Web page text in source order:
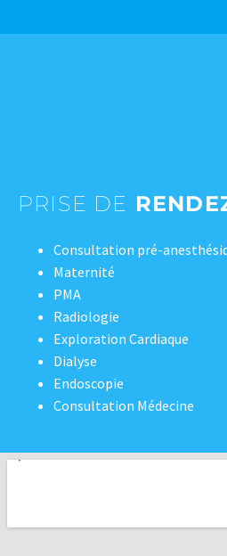
PRISE DE
Consultation pré-
Maternité
PMA
Radiologie
Exploration Cardiaque
Dialyse
Endoscopie
Consultation Médecine